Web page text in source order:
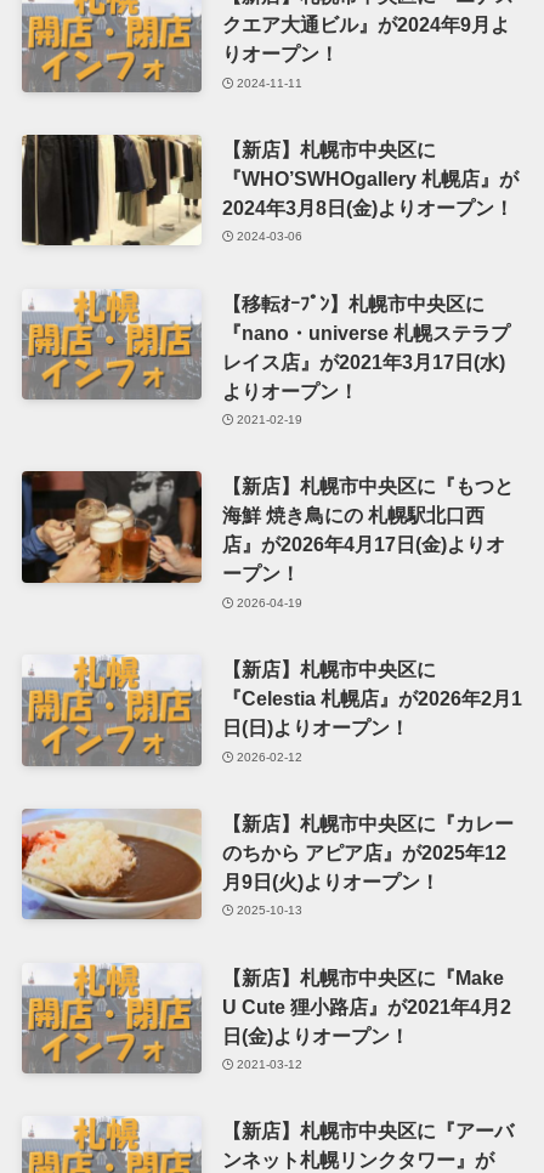
クエア大通ビル』が2024年9月よ
りオープン！
2024-11-11
【新店】札幌市中央区に
『WHO’SWHOgallery 札幌店』が
2024年3月8日(金)よりオープン！
2024-03-06
【移転ｵｰﾌﾟﾝ】札幌市中央区に
『nano・universe 札幌ステラプ
レイス店』が2021年3月17日(水)
よりオープン！
2021-02-19
【新店】札幌市中央区に『もつと
海鮮 焼き鳥にの 札幌駅北口西
店』が2026年4月17日(金)よりオ
ープン！
2026-04-19
【新店】札幌市中央区に
『Celestia 札幌店』が2026年2月1
日(日)よりオープン！
2026-02-12
【新店】札幌市中央区に『カレー
のちから アピア店』が2025年12
月9日(火)よりオープン！
2025-10-13
【新店】札幌市中央区に『Make
U Cute 狸小路店』が2021年4月2
日(金)よりオープン！
2021-03-12
【新店】札幌市中央区に『アーバ
ンネット札幌リンクタワー』が